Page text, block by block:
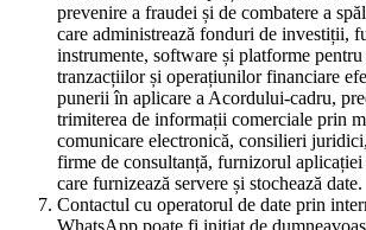
prevenire a fraudei și de combatere a
care administrează fonduri de investiții,
instrumente, software și platforme pentru
tranzacțiilor și operațiunilor financiare
punerii în aplicare a Acordului-cadru,
trimiterea de informații comerciale prin
comunicare electronică, consilieri
firme de consultanță, furnizorul
care furnizează servere și stochează date.
Contactul cu operatorul de date prin
WhatsApp poate fi inițiat de